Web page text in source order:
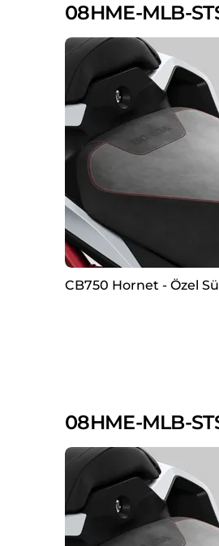
08HME-MLB-
CB750 Hornet - Özel
08HME-MLB-